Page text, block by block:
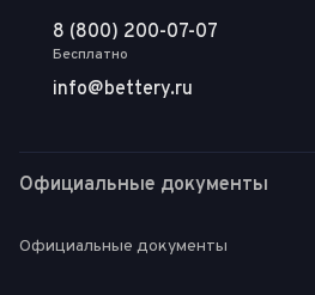
8 (800) 200-07-07
Бесплатно
info@bettery.ru
Официальные документы
Официальные документы